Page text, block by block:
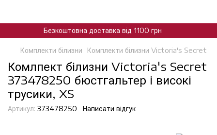
Безкоштовна доставка від 1100 грн
Комплекти білизни Комплекти білизни Victoria's Secret
Комлпект білизни Victoria's Secret
373478250 бюстгальтер і високі
трусики, XS
Артикул: 373478250 Написати відгук